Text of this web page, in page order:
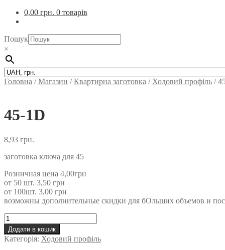
0,00 грн. 0 товарів
Пошук
×
Головна /Магазин /Квартирна заготовка / Ходовий профіль /
45-1D
8,93 грн.
заготовка ключа для 45
Розничная цена 4,00грн
от 50 шт. 3,50 грн
от 100шт. 3,00 грн
возможны дополнительные скидки для бOльших объемов и
45-
1D
кількість
Додати в кошик
Категорія: Ходовий профіль